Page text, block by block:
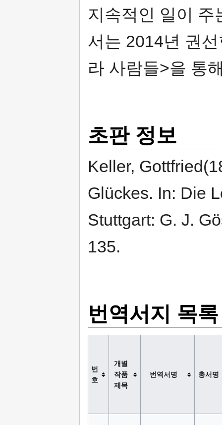
지속적인 일이 주
서는 2014년 권
라 사람들>을 통
초판 정보
Keller,
Glückes. In: Die
Stuttgart: G. J.
135.
번역서지 목록
번
호
개별
작품
제목
번역서명 총서명